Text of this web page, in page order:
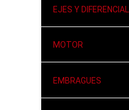
EJES Y DIFERENCIAL
MOTOR
EMBRAGUES